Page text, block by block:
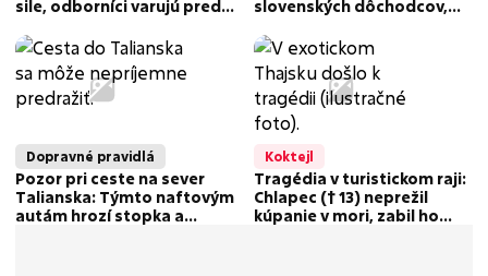
sile, odborníci varujú pred
slovenských dôchodcov,
odpustky
Dopravné pravidlá
Pozor pri ceste na sever
Talianska: Týmto naftovým
autám hrozí stopka a
Koktejl
Tragédia v turistickom raji:
Chlapec († 13) neprežil
kúpanie v mori, zabil ho